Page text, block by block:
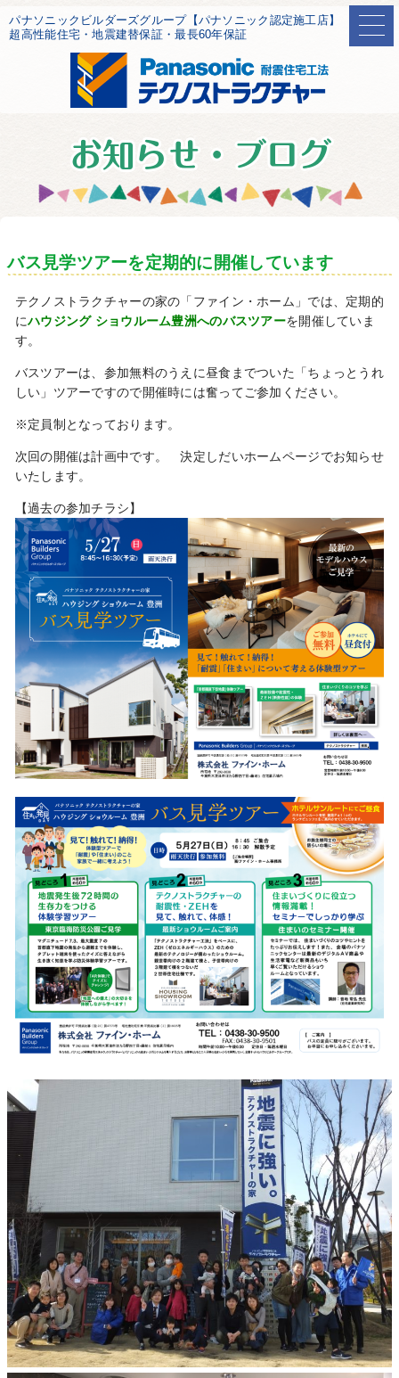
パナソニックビルダーズグループ【パナソニック認定施工店】
超高性能住宅・地震建替保証・最長60年保証
バス見学ツアーを定期的に開催しています
テクノストラクチャーの家の「ファイン・ホーム」では、定期的
にハウジング ショウルーム豊洲へのバスツアーを開催していま
す。
バスツアーは、参加無料のうえに昼食までついた「ちょっとうれ
しい」ツアーですので開催時には奮ってご参加ください。
※定員制となっております。
次回の開催は計画中です。 決定しだいホームページでお知らせ
いたします。
【過去の参加チラシ】